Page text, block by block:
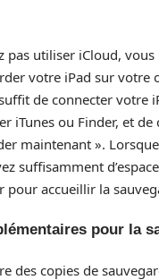
pas utiliser iCloud, vous
votre iPad sur votre
de connecter votre
iTunes ou Finder, et de
maintenant ».
suffisamment
pour accueillir la
pour la
des copies de